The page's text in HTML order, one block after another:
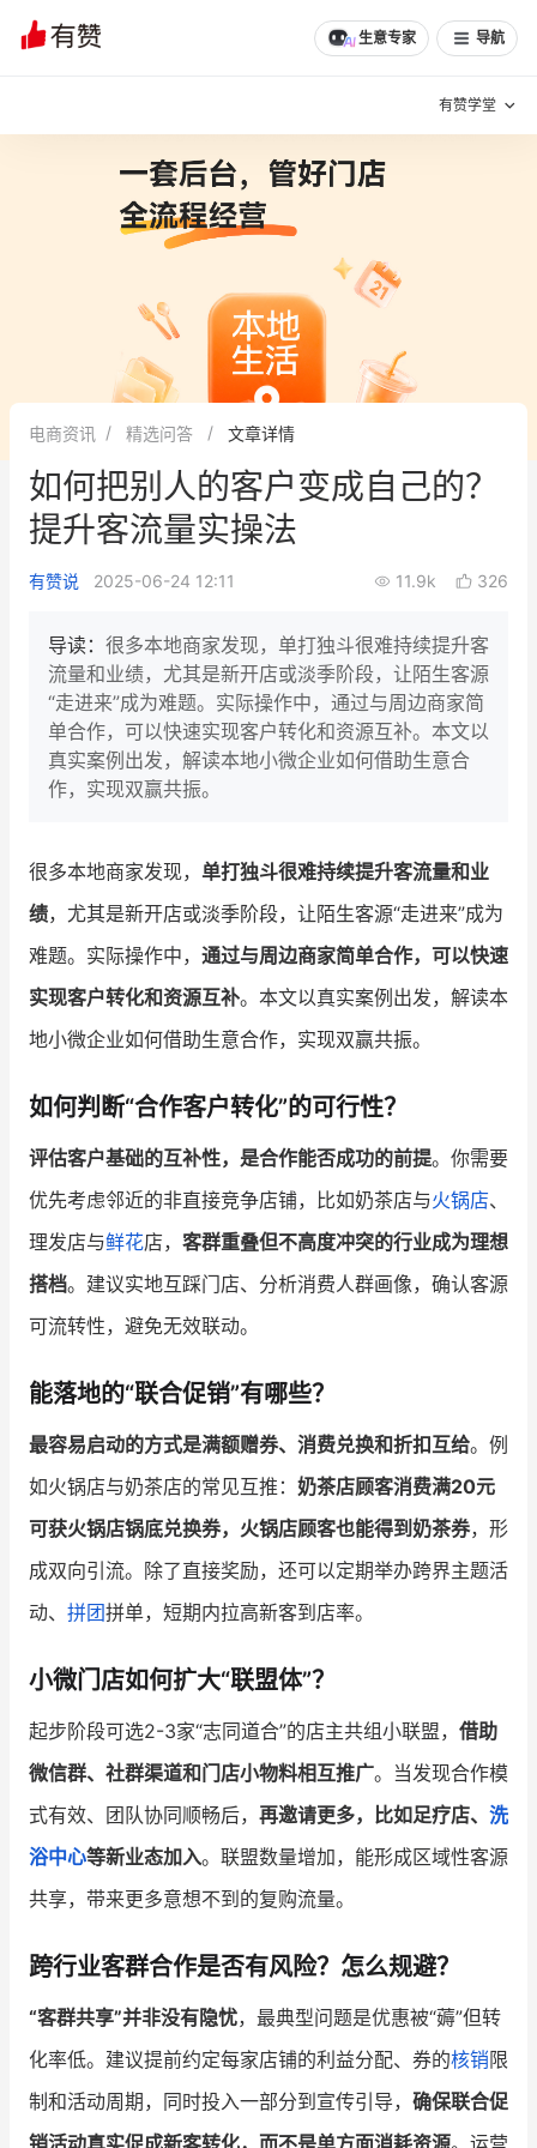
生意专家 导航
有赞学堂
增长方法
有赞专家说
新零售最佳实践
面对面聊增长
新零售大会 新零售茶会
增长产品指南
智库 产品场景库
产品更新动态
新零售资讯
培训课程
商家社区 社群交流
合作共进
认证服务商 设计服务商
有赞云 数据通服务
文章 问诊 分享
电商资讯 精选问答 文章详情
如何把别人的客户变成自己的？
提升客流量实操法
有赞说 2025-06-24 12:11 11.9k 326
导读： 很多本地商家发现，单打独斗很难持续提升客
流量和业绩，尤其是新开店或淡季阶段，让陌生客源
“走进来”成为难题。实际操作中，通过与周边商家简
单合作，可以快速实现客户转化和资源互补。本文以
真实案例出发，解读本地小微企业如何借助生意合
作，实现双赢共振。
很多本地商家发现， 单打独斗很难持续提升客流量和业
绩，尤其是新开店或淡季阶段，让陌生客源“走进来”成为
难题。实际操作中， 通过与周边商家简单合作，可以快速
实现客户转化和资源互补。本文以真实案例出发，解读本
地小微企业如何借助生意合作，实现双赢共振。
如何判断“合作客户转化”的可行性？
评估客户基础的互补性，是合作能否成功的前提。你需要
优先考虑邻近的非直接竞争店铺，比如奶茶店与火锅店、
理发店与鲜花店， 客群重叠但不高度冲突的行业成为理想
搭档。建议实地互踩门店、分析消费人群画像，确认客源
可流转性，避免无效联动。
能落地的“联合促销”有哪些？
最容易启动的方式是满额赠券、消费兑换和折扣互给。例
如火锅店与奶茶店的常见互推： 奶茶店顾客消费满20元
可获火锅店锅底兑换券，火锅店顾客也能得到奶茶券，形
成双向引流。除了直接奖励，还可以定期举办跨界主题活
动、 拼团拼单，短期内拉高新客到店率。
小微门店如何扩大“联盟体”？
起步阶段可选2-3家“志同道合”的店主共组小联盟， 借助
微信群、社群渠道和门店小物料相互推广。当发现合作模
式有效、团队协同顺畅后， 再邀请更多，比如足疗店、 洗
浴中心等新业态加入。联盟数量增加，能形成区域性客源
共享，带来更多意想不到的复购流量。
跨行业客群合作是否有风险？怎么规避？
“客群共享”并非没有隐忧，最典型问题是优惠被“薅”但转
化率低。建议提前约定每家店铺的利益分配、券的核销限
制和活动周期，同时投入一部分到宣传引导， 确保联合促